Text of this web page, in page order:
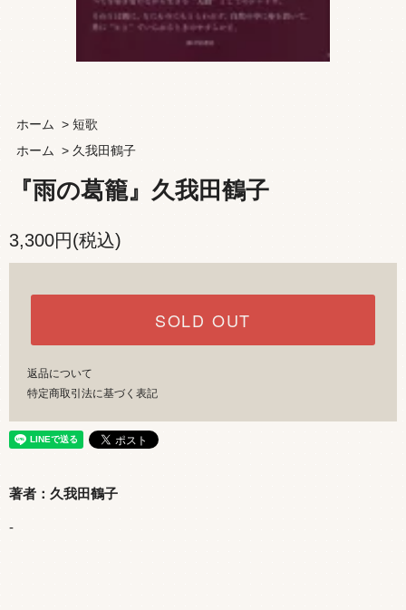
ホーム > 短歌
ホーム
> 久我田鶴子
『雨の葛籠』久我田鶴子
3,300円(税込)
SOLD OUT
返品について
特定商取引法に基づく表記
著者：久我田鶴子
-